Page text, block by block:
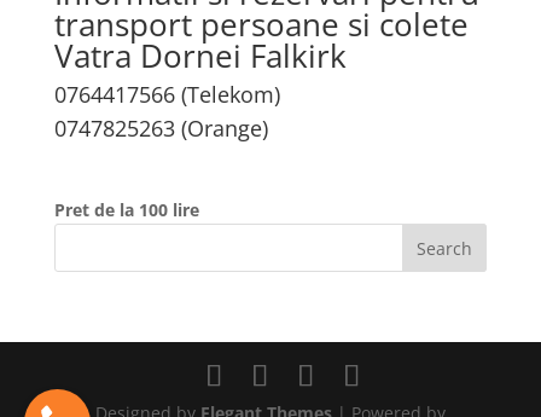
transport persoane si colete
Vatra Dornei Falkirk
0764417566 (Telekom)
0747825263 (Orange)
Pret de la 100 lire